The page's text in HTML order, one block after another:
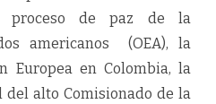
proceso de paz de la
americanos (OEA), la
Europea en Colombia, la
alto Comisionado de la